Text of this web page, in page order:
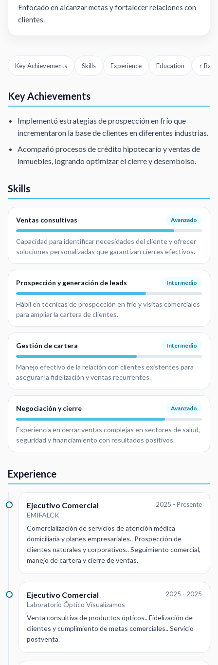
Enfocado en alcanzar metas y fortalecer relaciones con
clientes.
Key Achievements Skills Experience Education ↑
Key Achievements
Implementó estrategias de prospección en frío que
incrementaron la base de clientes en diferentes industrias.
Acompañó procesos de crédito hipotecario y ventas de
inmuebles, logrando optimizar el cierre y desembolso.
Skills
Ventas consultivas Avanzado
Capacidad para identificar necesidades del cliente y ofrecer
soluciones personalizadas que garantizan cierres efectivos.
Prospección y generación de leads Intermedio
Hábil en técnicas de prospección en frío y visitas comerciales
para ampliar la cartera de clientes.
Gestión de cartera Intermedio
Manejo efectivo de la relación con clientes existentes para
asegurar la fidelización y ventas recurrentes.
Negociación y cierre Avanzado
Experiencia en cerrar ventas complejas en sectores de salud,
seguridad y financiamiento con resultados positivos.
Experience
Ejecutivo Comercial
EMIFALCK
2025 - Presente
Comercialización de servicios de atención médica
domiciliaria y planes empresariales.. Prospección de
clientes naturales y corporativos.. Seguimiento comercial,
manejo de cartera y cierre de ventas.
Ejecutivo Comercial
Laboratorio Óptico Visualizamos
2025 - 2025
Venta consultiva de productos ópticos.. Fidelización de
clientes y cumplimiento de metas comerciales.. Servicio
postventa.